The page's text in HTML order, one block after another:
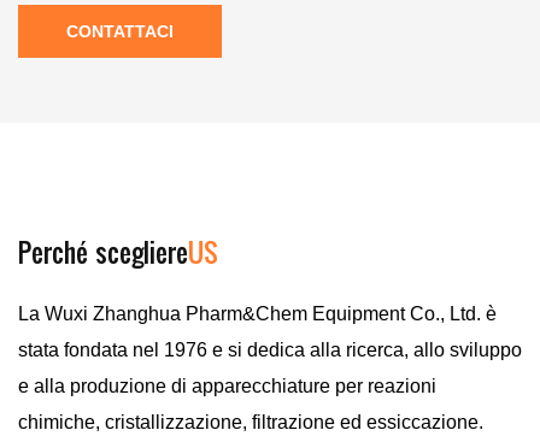
CONTATTACI
Perché scegliereUS
La Wuxi Zhanghua Pharm&Chem Equipment Co., Ltd. è
stata fondata nel 1976 e si dedica alla ricerca, allo sviluppo
e alla produzione di apparecchiature per reazioni
chimiche, cristallizzazione, filtrazione ed essiccazione.